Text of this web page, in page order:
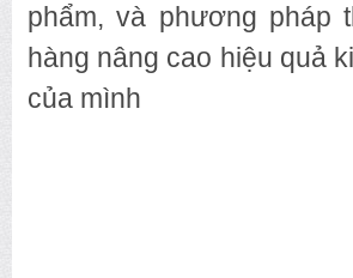
phẩm, và phương pháp
hàng nâng cao hiệu quả
của mình